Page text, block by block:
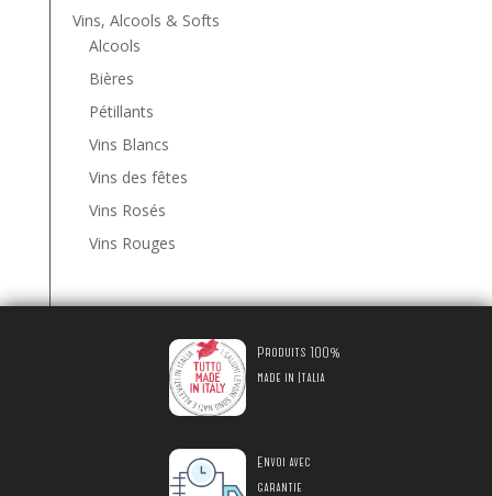
Vins, Alcools & Softs
Alcools
Bières
Pétillants
Vins Blancs
Vins des fêtes
Vins Rosés
Vins Rouges
Produits 100%
made in Italia
Envoi avec
garantie